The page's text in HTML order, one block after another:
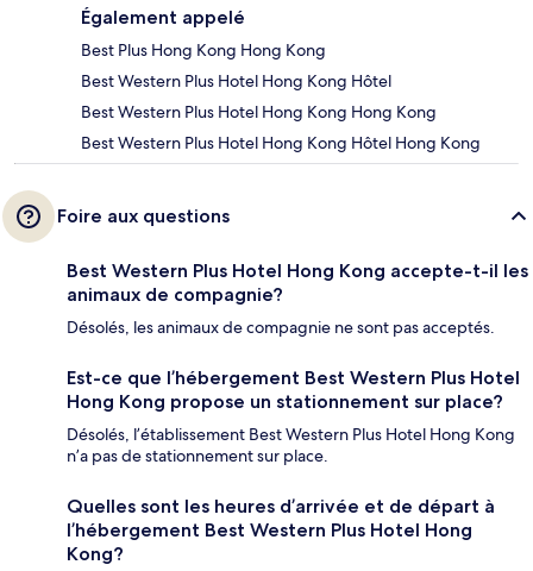
Également appelé
Best Plus Hong Kong Hong Kong
Best Western Plus Hotel Hong Kong Hôtel
Best Western Plus Hotel Hong Kong Hong Kong
Best Western Plus Hotel Hong Kong Hôtel Hong Kong
Foire aux questions
Best Western Plus Hotel Hong Kong accepte-t-il les
animaux de compagnie?
Désolés, les animaux de compagnie ne sont pas acceptés.
Est-ce que l’hébergement Best Western Plus Hotel
Hong Kong propose un stationnement sur place?
Désolés, l’établissement Best Western Plus Hotel Hong Kong
n’a pas de stationnement sur place.
Quelles sont les heures d’arrivée et de départ à
l’hébergement Best Western Plus Hotel Hong
Kong?